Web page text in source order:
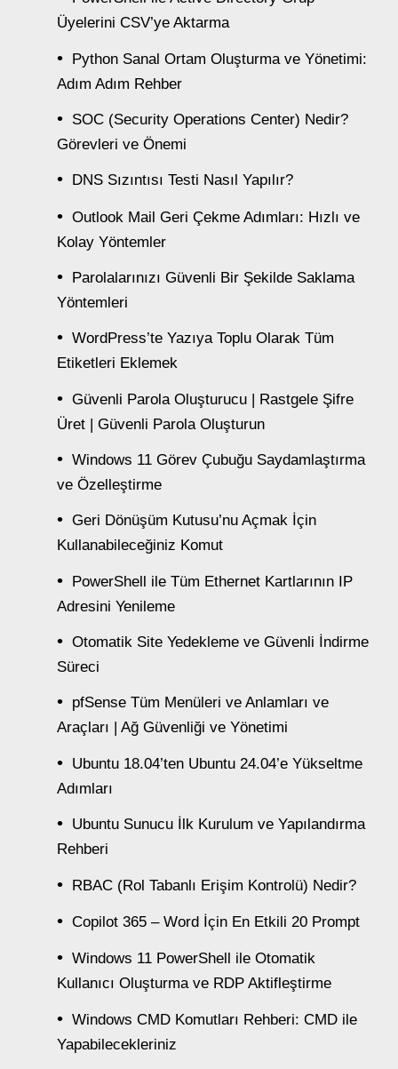
Üyelerini CSV’ye Aktarma
Python Sanal Ortam Oluşturma ve Yönetimi:
Adım Adım Rehber
SOC (Security Operations Center) Nedir?
Görevleri ve Önemi
DNS Sızıntısı Testi Nasıl Yapılır?
Outlook Mail Geri Çekme Adımları: Hızlı ve
Kolay Yöntemler
Parolalarınızı Güvenli Bir Şekilde Saklama
Yöntemleri
WordPress’te Yazıya Toplu Olarak Tüm
Etiketleri Eklemek
Güvenli Parola Oluşturucu | Rastgele Şifre
Üret | Güvenli Parola Oluşturun
Windows 11 Görev Çubuğu Saydamlaştırma
ve Özelleştirme
Geri Dönüşüm Kutusu’nu Açmak İçin
Kullanabileceğiniz Komut
PowerShell ile Tüm Ethernet Kartlarının IP
Adresini Yenileme
Otomatik Site Yedekleme ve Güvenli İndirme
Süreci
pfSense Tüm Menüleri ve Anlamları ve
Araçları | Ağ Güvenliği ve Yönetimi
Ubuntu 18.04’ten Ubuntu 24.04’e Yükseltme
Adımları
Ubuntu Sunucu İlk Kurulum ve Yapılandırma
Rehberi
RBAC (Rol Tabanlı Erişim Kontrolü) Nedir?
Copilot 365 – Word İçin En Etkili 20 Prompt
Windows 11 PowerShell ile Otomatik
Kullanıcı Oluşturma ve RDP Aktifleştirme
Windows CMD Komutları Rehberi: CMD ile
Yapabilecekleriniz